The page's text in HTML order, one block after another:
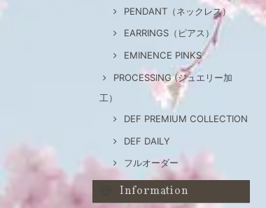
PENDANT（ネックレス）
EARRINGS（ピアス）
EMINENCE PINKS
PROCESSING (ジュエリー加
工）
DEF PREMIUM COLLECTION
DEF DAILY
フルオーダー
Information